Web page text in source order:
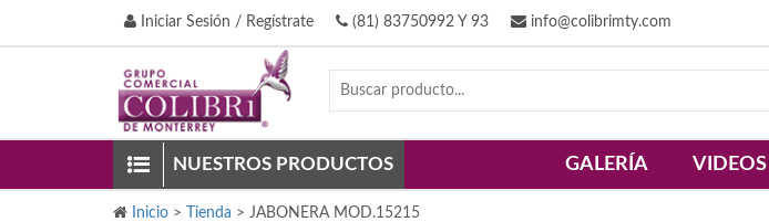
Iniciar Sesión / Regístrate (81) 83750992 Y 93 info@colibrimty.com
NUESTROS PRODUCTOS GALERÍA VIDEOS
Inicio > Tienda > JABONERA MOD.15215